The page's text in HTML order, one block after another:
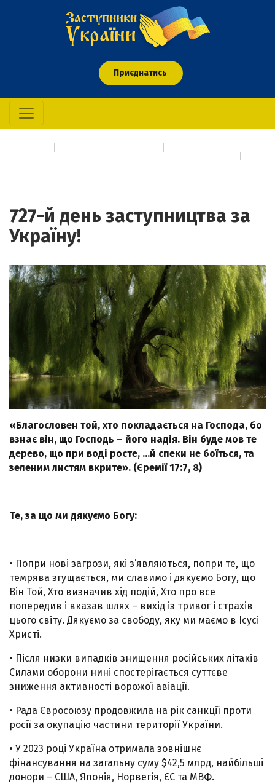
Приєднатись
727-й день заступництва за
Україну!
«Благословен той, хто покладається на Господа, бо
взнає він, що Господь – його надія. Він буде мов те
дерево, що при воді росте, …й спеки не боїться, та
зеленим листям вкрите». (Єремії 17:7, 8)
Те, за що ми дякуємо Богу:
• Попри нові загрози, які з’являються, попри те, що
темрява згущається, ми славимо і дякуємо Богу, що
Він Той, Хто визначив хід подій, Хто про все
попередив і вказав шлях – вихід із тривог і страхів
цього світу. Дякуємо за свободу, яку ми маємо в Ісусі
Христі.
• Після низки випадків знищення російських літаків
Силами оборони нині спостерігається суттєве
зниження активності ворожої авіації.
• Рада Євросоюзу продовжила на рік санкції проти
росії за окупацію частини території України.
• У 2023 році Україна отримала зовнішнє
фінансування на загальну суму $42,5 млрд, найбільші
донори – США, Японія, Норвегія, ЄС та МВФ.